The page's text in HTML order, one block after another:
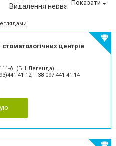
Видалення нерва
Вініри
Елайнери
Клиновидний дефект зубів
Коронка безметалева
Коронка металокерамічна
Люмініри
Лікування гінгівіту
Показати
центрів
А, (БЦ Легенда)
41-12, +38 097 441-41-14